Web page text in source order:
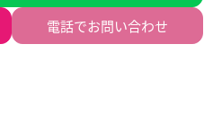
電話でお問い合わせ